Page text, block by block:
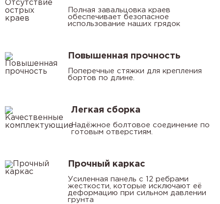
Полная завальцовка краев
обеспечивает безопасное
использование наших грядок
Повышенная прочность
Поперечные стяжки для крепления
бортов по длине.
Легкая сборка
Надёжное болтовое соединение по
готовым отверстиям.
Прочный каркас
Усиленная панель с 12 ребрами
жесткости, которые исключают её
деформацию при сильном давлении
грунта